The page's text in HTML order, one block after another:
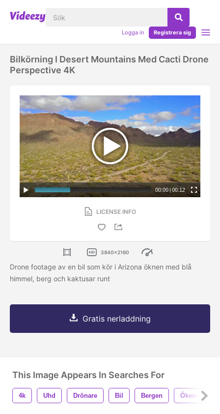
Logga in Registrera sig
Bilkörning I Desert Mountains Med Cacti Drone
Perspective 4K
00:00 | 00:12
LICENSE INFO
3840x2160
Drone footage av en bil som kör i Arizona öknen med blå
himmel, berg och kaktusar runt
Gratis nerladdning
This Image Appears In Searches For
4k Uhd Drönare Bil Bergen Öken-